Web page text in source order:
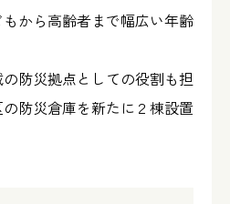
から高齢者まで幅広い年齢
防災拠点としての役割も担
防災倉庫を新たに２棟設置